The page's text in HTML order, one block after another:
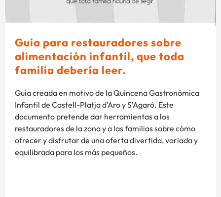
Guía para restauradores sobre
alimentación infantil, que toda
familia debería leer.
Guía creada en motivo de la Quincena Gastronómica
Infantil de Castell-Platja d’Aro y S’Agaró. Este
documento pretende dar herramientas a los
restauradores de la zona y a las familias sobre cómo
ofrecer y disfrutar de una oferta divertida, variada y
equilibrada para los más pequeños.